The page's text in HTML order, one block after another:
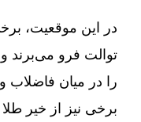
در این موقعیت،
توالت فرو می‌برند
را در میان فاضلاب
برخی نیز از خیر